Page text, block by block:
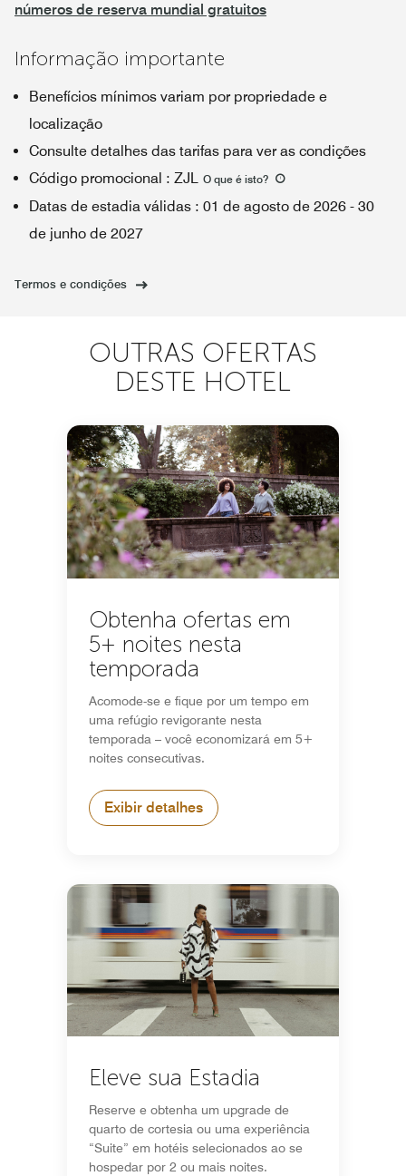
números de reserva mundial gratuitos
Informação importante
Benefícios mínimos variam por propriedade e
localização
Consulte detalhes das tarifas para ver as condições
Código promocional : ZJL O que é isto?
Datas de estadia válidas : 01 de agosto de 2026 - 30
de junho de 2027
Termos e condições
OUTRAS OFERTAS
DESTE HOTEL
Obtenha ofertas em
5+ noites nesta
temporada
Acomode-se e fique por um tempo em
uma refúgio revigorante nesta
temporada – você economizará em 5+
noites consecutivas.
Exibir detalhes
Eleve sua Estadia
Reserve e obtenha um upgrade de
quarto de cortesia ou uma experiência
“Suite” em hotéis selecionados ao se
hospedar por 2 ou mais noites.